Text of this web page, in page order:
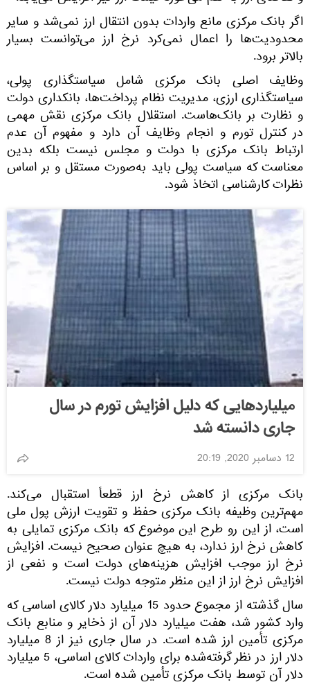
اگر بانک مرکزی مانع واردات بدون انتقال ارز نمی‌شد و سایر
محدودیت‌ها را اعمال نمی‌کرد نرخ ارز می‌توانست بسیار
بالاتر برود.
وظایف اصلی بانک مرکزی شامل سیاستگذاری پولی،
سیاستگذاری ارزی، مدیریت نظام پرداخت‌ها، بانکداری دولت
و نظارت بر بانک‌هاست. استقلال بانک مرکزی نقش مهمی
در کنترل تورم و انجام وظایف آن دارد و مفهوم آن عدم
ارتباط بانک مرکزی با دولت و مجلس نیست بلکه بدین
معناست که سیاست پولی باید به‌صورت مستقل و بر اساس
نظرات کارشناسی اتخاذ شود.
میلیاردهایی که دلیل افزایش تورم در سال
جاری دانسته شد
12 دسامبر 2020, 20:19
بانک مرکزی از کاهش نرخ ارز قطعاً استقبال می‌کند.
مهم‌ترین وظیفه بانک مرکزی حفظ و تقویت ارزش پول ملی
است، از این رو طرح این موضوع که بانک مرکزی تمایلی به
کاهش نرخ ارز ندارد، به هیچ عنوان صحیح نیست. افزایش
نرخ ارز موجب افزایش هزینه‌های دولت است و نفعی از
افزایش نرخ ارز از این منظر متوجه دولت نیست.
سال گذشته از مجموع حدود 15 میلیارد دلار کالای اساسی که
وارد کشور شد، هفت میلیارد دلار آن از ذخایر و منابع بانک
مرکزی تأمین ارز شده است. در سال جاری نیز از 8 میلیارد
دلار ارز در نظر گرفته‌شده برای واردات کالای اساسی، 5 میلیارد
دلار آن توسط بانک مرکزی تأمین شده است.